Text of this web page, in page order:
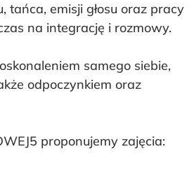
emisji głosu oraz pracy
na integrację i rozmowy.
samego siebie,
odpoczynkiem oraz
proponujemy zajęcia: